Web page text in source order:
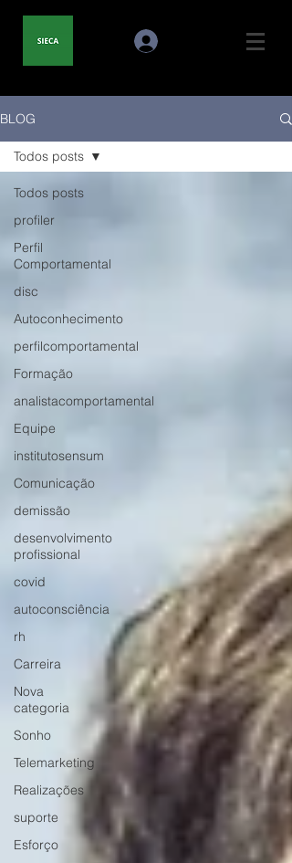
BLOG
Todos posts
profiler
Perfil
Comportamental
disc
Autoconhecimento
perfilcomportamental
Formação
analistacomportamental
Equipe
institutosensum
Comunicação
demissão
desenvolvimento
profissional
covid
autoconsciência
rh
Carreira
Nova
categoria
Sonho
Telemarketing
Realizações
suporte
Esforço
Todos posts